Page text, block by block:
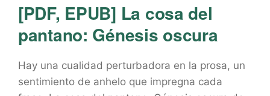
[PDF, EPUB] La cosa del
pantano: Génesis oscura
Hay una cualidad perturbadora en la prosa, un
sentimiento de anhelo que impregna cada